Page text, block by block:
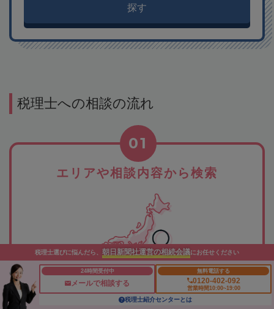
探す
税理士への相談の流れ
エリアや相談内容から検索
01
希望のエリアや相談したい内容から、税理士事務所を検索。
該当する税理士事務所が一覧表示されますので、紹介文や所
税理士選びに悩んだら、 朝日新聞社運営の相続会議にお任せください
24時間受付中
メールで相談する
無料電話する
0120-402-092
営業時間10:00~19:00
税理士紹介センターとは